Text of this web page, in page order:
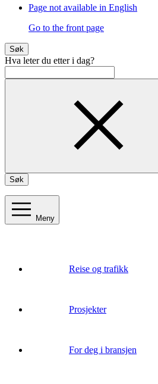
Page not available in English
Go to the front page
Søk
Hva leter du etter i dag?
Søk
Meny
Reise og trafikk
Prosjekter
For deg i bransjen